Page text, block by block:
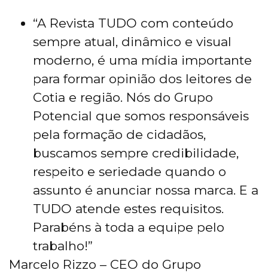
“A Revista TUDO com conteúdo
sempre atual, dinâmico e visual
moderno, é uma mídia importante
para formar opinião dos leitores de
Cotia e região. Nós do Grupo
Potencial que somos responsáveis
pela formação de cidadãos,
buscamos sempre credibilidade,
respeito e seriedade quando o
assunto é anunciar nossa marca. E a
TUDO atende estes requisitos.
Parabéns à toda a equipe pelo
trabalho!”
Marcelo Rizzo – CEO do Grupo